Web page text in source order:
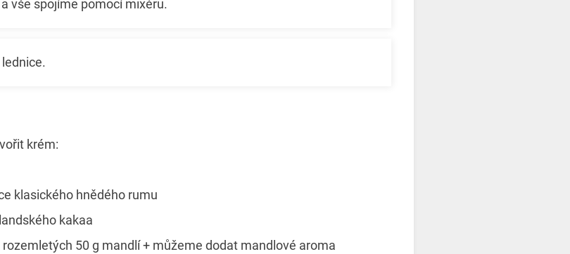
vše spojíme pomocí mixéru.
krém:
klasického hnědého rumu
kakaa
50 g mandlí + můžeme dodat mandlové aroma